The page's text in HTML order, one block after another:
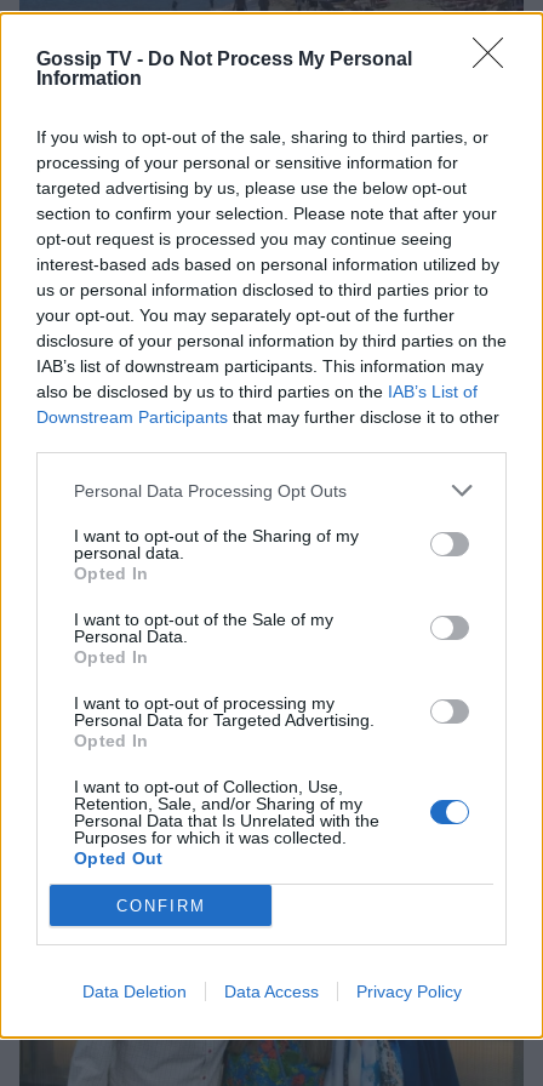
Gossip TV - Do Not Process My Personal
Information
If you wish to opt-out of the sale, sharing to third parties, or
processing of your personal or sensitive information for
targeted advertising by us, please use the below opt-out
section to confirm your selection. Please note that after your
opt-out request is processed you may continue seeing
interest-based ads based on personal information utilized by
us or personal information disclosed to third parties prior to
your opt-out. You may separately opt-out of the further
disclosure of your personal information by third parties on the
IAB’s list of downstream participants. This information may
also be disclosed by us to third parties on the IAB’s List of
Downstream Participants that may further disclose it to other
Personal Data Processing Opt Outs
I want to opt-out of the Sharing of my
personal data.
Opted In
I want to opt-out of the Sale of my
Personal Data.
Opted In
I want to opt-out of processing my
Personal Data for Targeted Advertising.
Opted In
I want to opt-out of Collection, Use,
Retention, Sale, and/or Sharing of my
Personal Data that Is Unrelated with the
Purposes for which it was collected.
Opted Out
CONFIRM
Data Deletion Data Access Privacy Policy
SHOWBIZ
την οδήγησε στην κορυφή της
Τέχνης της
MEDIA
Για Σένα - Νίκος Πουρσανίδης:
Θυσιάστηκε για άλλων αμαρτήματα
– Η τραγική μοίρα του Μιχάλη
αφουγκράζεσαι τι θέλουν και τι
Αντώνιος και Κλεοπάτρα: Αυτοτελή
Ποιους θα δούμε στα πρώτα
επεισόδια
HOLLYWOOD
Hailey Bieber: Τέλος το Pilates – Η
νέα προπόνηση για τέλειους
γλουτούς
Κωστοπούλου ποζάρει πάνω σε
σκάφος με αέρινο look!
Μάλια: «Παλεύαμε επί 15 λεπτά να την
επαναφέρουμε», λέει ο ναυαγοσώστης για τη μητέρα
που πνίγηκε
Οι παικταράδες που δεν έγιναν ποτέ οι θρύλοι που
περιμέναμε